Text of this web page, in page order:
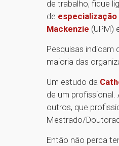
de trabalho, fique
de especialização
Mackenzie (UPM)
Pesquisas indicam
maioria das
Um estudo da
de um profissional.
outros, que
Mestrado/
Então não perca